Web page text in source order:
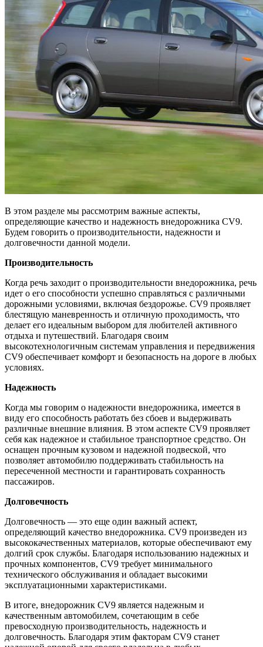
В этом разделе мы рассмотрим важные аспекты,
определяющие качество и надежность внедорожника CV9.
Будем говорить о производительности, надежности и
долговечности данной модели.
Производительность
Когда речь заходит о производительности внедорожника, речь
идет о его способности успешно справляться с различными
дорожными условиями, включая бездорожье. CV9 проявляет
блестящую маневренность и отличную проходимость, что
делает его идеальным выбором для любителей активного
отдыха и путешествий. Благодаря своим
высокотехнологичным системам управления и передвижения
CV9 обеспечивает комфорт и безопасность на дороге в любых
условиях.
Надежность
Когда мы говорим о надежности внедорожника, имеется в
виду его способность работать без сбоев и выдерживать
различные внешние влияния. В этом аспекте CV9 проявляет
себя как надежное и стабильное транспортное средство. Он
оснащен прочным кузовом и надежной подвеской, что
позволяет автомобилю поддерживать стабильность на
пересеченной местности и гарантировать сохранность
пассажиров.
Долговечность
Долговечность — это еще один важный аспект,
определяющий качество внедорожника. CV9 произведен из
высококачественных материалов, которые обеспечивают ему
долгий срок службы. Благодаря использованию надежных и
прочных компонентов, CV9 требует минимального
технического обслуживания и обладает высокими
эксплуатационными характеристиками.
В итоге, внедорожник CV9 является надежным и
качественным автомобилем, сочетающим в себе
превосходную производительность, надежность и
долговечность. Благодаря этим факторам CV9 станет